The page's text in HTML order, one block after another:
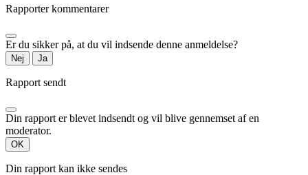
Rapporter kommentarer
Er du sikker på, at du vil indsende denne anmeldelse?
Nej Ja
Rapport sendt
Din rapport er blevet indsendt og vil blive gennemset af en
moderator.
OK
Din rapport kan ikke sendes